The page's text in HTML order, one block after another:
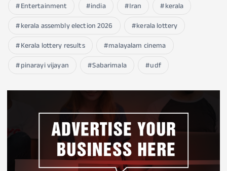
Entertainment
india Iran
kerala
kerala assembly election 2026
kerala lottery
Kerala lottery results
malayalam cinema
pinarayi vijayan
Sabarimala udf